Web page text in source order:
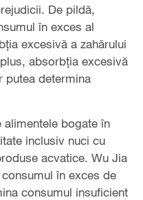
De pildă,
în exces al
excesivă a zahărului
absorbția excesivă
putea determina
bogate în
inclusiv nuci cu
acvatice. Wu Jia
în exces de
consumul insuficient